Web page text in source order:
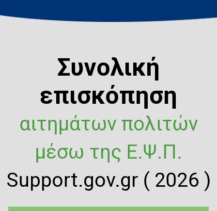
Συνολική
επισκόπηση
αιτημάτων πολιτών
μέσω της Ε.Ψ.Π.
Support.gov.gr ( 2026 )